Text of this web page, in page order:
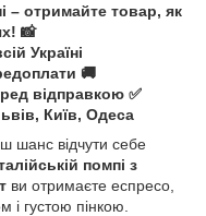
– отримайте товар, як
📸
Україні
🚚
відправкою ✅
Київ, Одеса
шанс відчути себе
помпі з
ви отримаєте еспресо,
і густою пінкою.